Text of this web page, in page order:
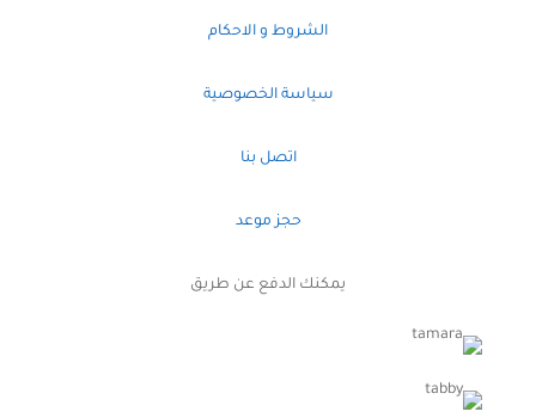
الشروط و الاحكام
سياسة الخصوصية
اتصل بنا
حجز موعد
يمكنك الدفع عن طريق